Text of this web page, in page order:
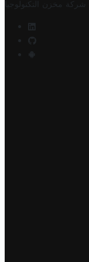
شركة مخزن التكنولوجيا